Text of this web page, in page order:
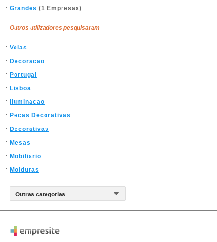
Grandes (1 Empresas)
Outros utilizadores pesquisaram
Velas
Decoracao
Portugal
Lisboa
Iluminacao
Pecas Decorativas
Decorativas
Mesas
Mobiliario
Molduras